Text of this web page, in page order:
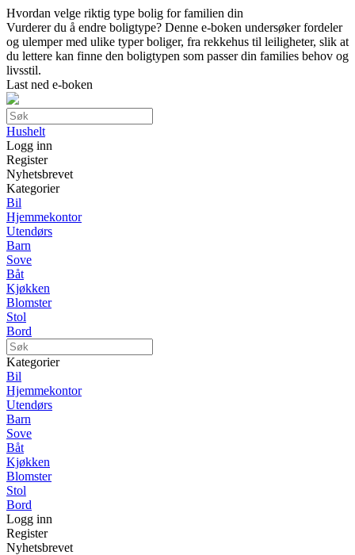
Hvordan velge riktig type bolig for familien din
Vurderer du å endre boligtype? Denne e-boken undersøker fordeler
og ulemper med ulike typer boliger, fra rekkehus til leiligheter, slik at
du lettere kan finne den boligtypen som passer din families behov og
livsstil.
Last ned e-boken
Hushelt
Logg inn
Register
Nyhetsbrevet
Kategorier
Bil
Hjemmekontor
Utendørs
Barn
Sove
Båt
Kjøkken
Blomster
Stol
Bord
Kategorier
Bil
Hjemmekontor
Utendørs
Barn
Sove
Båt
Kjøkken
Blomster
Stol
Bord
Logg inn
Register
Nyhetsbrevet